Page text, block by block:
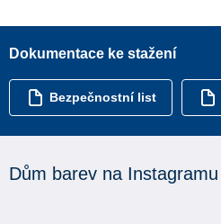
Dokumentace ke stažení
Bezpečnostní list
Dům barev na Instagramu